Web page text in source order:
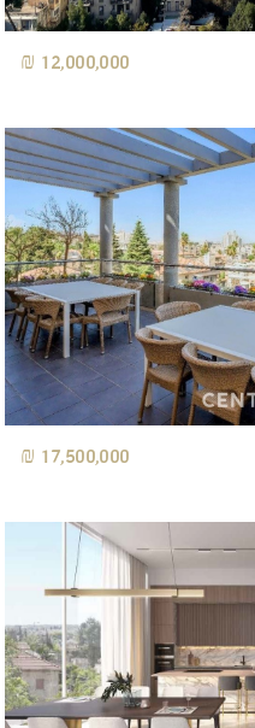
12,000,000 ₪
17,500,000 ₪